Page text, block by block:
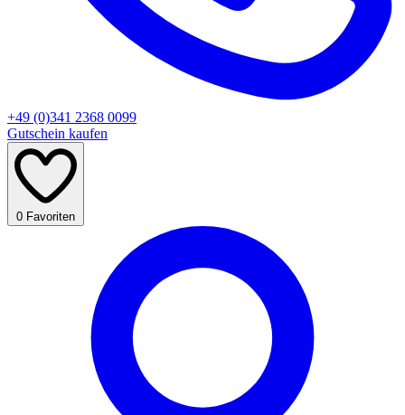
+49 (0)341 2368 0099
Gutschein kaufen
0 Favoriten